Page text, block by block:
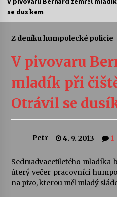
4. 8. 2026
Vernisáž výstavy
30. 7. 2026
Veselí muzikanti
30. 7. 2026
šedesátka: 28.
28. 7. 2026
se dusíkem
Z deníku humpolecké policie
V pivovaru
mladík při
Otrávil se
Petr 4. 9. 2013 1
Sedmadvacetiletého mladíka
úterý večer pracovníci
na pivo, kterou měl mladý